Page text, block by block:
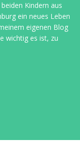
Kindern aus
ein neues Leben
eigenen Blog
wichtig es ist, zu